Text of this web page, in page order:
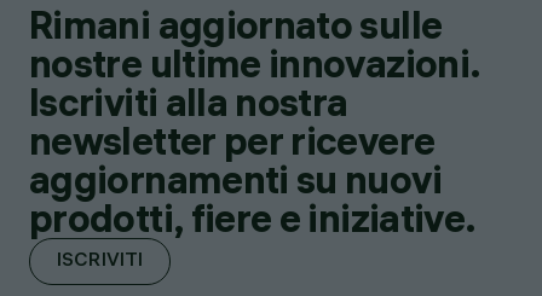
Rimani aggiornato sulle
nostre ultime innovazioni.
Iscriviti alla nostra
newsletter per ricevere
aggiornamenti su nuovi
prodotti, fiere e iniziative.
ISCRIVITI